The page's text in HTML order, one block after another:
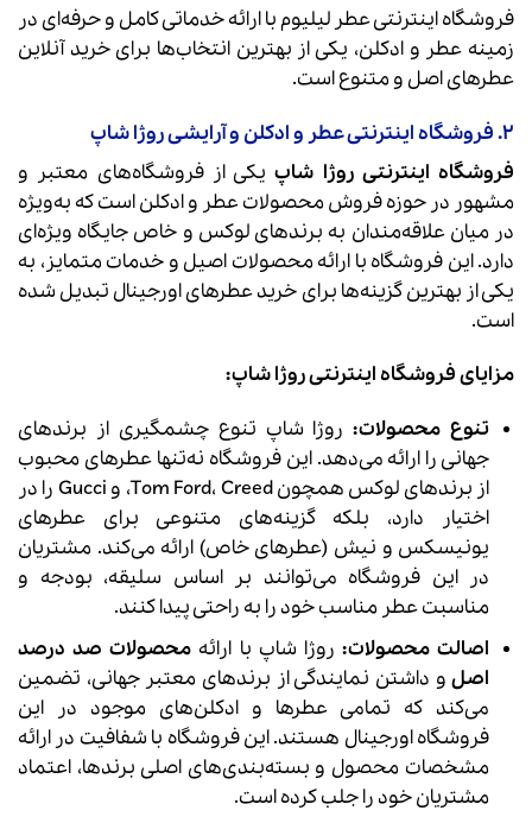
فروشگاه اینترنتی عطر لیلیوم با ارائه خدماتی کامل و حرفه‌ای در
زمینه عطر و ادکلن، یکی از بهترین انتخاب‌ها برای خرید آنلاین
عطرهای اصل و متنوع است.
2. فروشگاه اینترنتی عطر و ادکلن و آرایشی روژا شاپ
فروشگاه اینترنتی روژا شاپیکی از فروشگاه‌های معتبر و
مشهور در حوزه فروش محصولات عطر و ادکلن است که به‌ویژه
در میان علاقه‌مندان به برندهای لوکس و خاص جایگاه ویژه‌ای
دارد. این فروشگاه با ارائه محصولات اصیل و خدمات متمایز، به
یکی از بهترین گزینه‌ها برای خرید عطرهای اورجینال تبدیل شده
است.
مزایای فروشگاه اینترنتی روژا شاپ:
تنوع محصولات:روژا شاپ تنوع چشمگیری از برندهای
جهانی را ارائه می‌دهد. این فروشگاه نه‌تنها عطرهای محبوب
از برندهای لوکس همچون Tom Ford، Creed، و Gucci را در
اختیار دارد، بلکه گزینه‌های متنوعی برای عطرهای
یونیسکس و نیش (عطرهای خاص) ارائه می‌کند. مشتریان
در این فروشگاه می‌توانند بر اساس سلیقه، بودجه و
مناسبت عطر مناسب خود را به راحتی پیدا کنند.
اصالت محصولات:روژا شاپ با ارائه محصولات صد درصد
اصلو داشتن نمایندگی از برندهای معتبر جهانی، تضمین
می‌کند که تمامی عطرها و ادکلن‌های موجود در این
فروشگاه اورجینال هستند. این فروشگاه با شفافیت در ارائه
مشخصات محصول و بسته‌بندی‌های اصلی برندها، اعتماد
مشتریان خود را جلب کرده است.